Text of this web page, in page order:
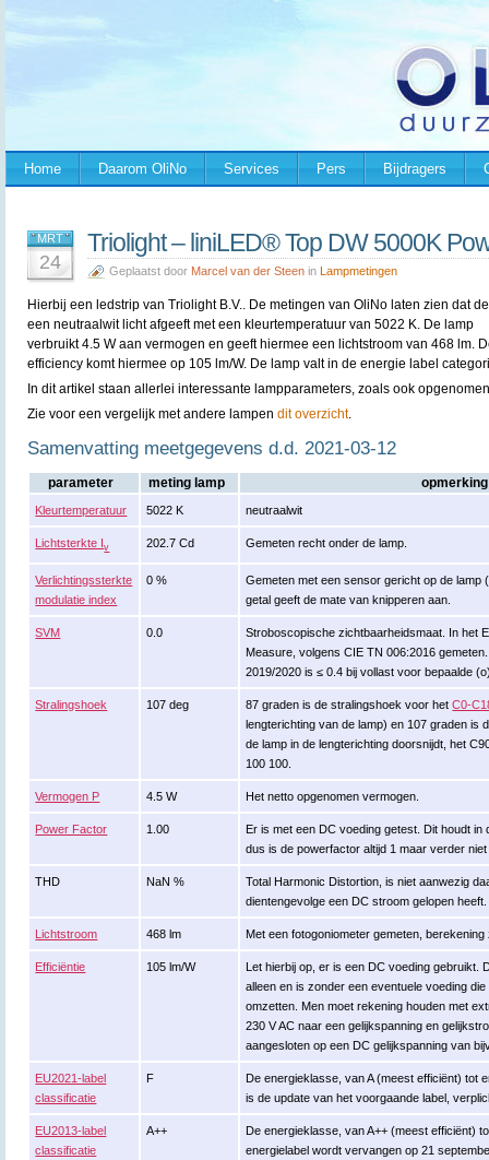
Home Daarom OliNo Services Pers Bijdragers
MRT
24
Triolight – liniLED® Top DW 5000K
Geplaatst door Marcel van der Steen in Lampmetingen
Hierbij een ledstrip van Triolight B.V.. De metingen van OliNo laten zien dat
een neutraalwit licht afgeeft met een kleurtemperatuur van 5022 K. De lamp
verbruikt 4.5 W aan vermogen en geeft hiermee een lichtstroom van 468 lm.
efficiency komt hiermee op 105 lm/W. De lamp valt in de energie label
In dit artikel staan allerlei interessante lampparameters, zoals ook
Zie voor een vergelijk met andere lampen dit overzicht.
Samenvatting meetgegevens d.d. 2021-03-12
parameter meting lamp opmerking
Kleurtemperatuur 5022 K neutraalwit
Lichtsterkte Iv 202.7 Cd Gemeten recht onder de lamp.
Verlichtingssterkte
modulatie index
0 %
Gemeten met een sensor gericht op de lamp
getal geeft de mate van knipperen aan.
SVM 0.0
Stroboscopische zichtbaarheidsmaat. In het
Measure, volgens CIE TN 006:2016
2019/2020 is ≤ 0.4 bij vollast voor bepaalde
Stralingshoek 107 deg 87 graden is de stralingshoek voor hetC0-
lengterichting van de lamp) en 107 graden is
de lamp in de lengterichting doorsnijdt, het
100 100.
Vermogen P 4.5 W Het netto opgenomen vermogen.
Power Factor 1.00
Er is met een DC voeding getest. Dit houdt in
dus is de powerfactor altijd 1 maar verder
THD NaN %
Total Harmonic Distortion, is niet aanwezig
dientengevolge een DC stroom gelopen heeft.
Lichtstroom 468 lm Met een fotogoniometer gemeten,
Efficiëntie 105 lm/W
Let hierbij op, er is een DC voeding gebruikt.
alleen en is zonder een eventuele voeding
omzetten. Men moet rekening houden met
230 V AC naar een gelijkspanning en
aangesloten op een DC gelijkspanning van
EU2021-label
classificatie
F
De energieklasse, van A (meest efficiënt) tot
is de update van het voorgaande label,
EU2013-label
classificatie
A++
De energieklasse, van A++ (meest efficiënt)
energielabel wordt vervangen op 21